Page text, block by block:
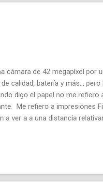
cámara de 42 megapíxel por
calidad, batería y más...
digo el papel no me refiero
Me refiero a impresiones
a ver a a una distancia
se puede sacar un
nativa de impresión Epson